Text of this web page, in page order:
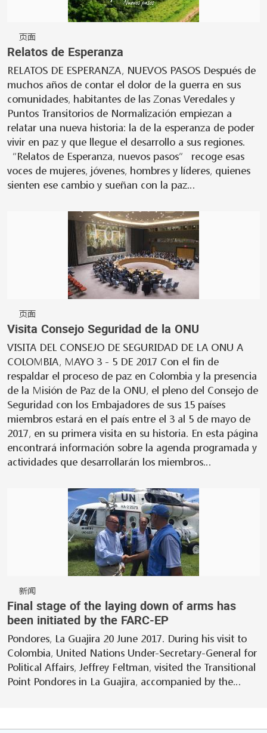
页面
Relatos de Esperanza
RELATOS DE ESPERANZA, NUEVOS PASOS Después de
muchos años de contar el dolor de la guerra en sus
comunidades, habitantes de las Zonas Veredales y
Puntos Transitorios de Normalización empiezan a
relatar una nueva historia: la de la esperanza de poder
vivir en paz y que llegue el desarrollo a sus regiones.
“Relatos de Esperanza, nuevos pasos” recoge esas
voces de mujeres, jóvenes, hombres y líderes, quienes
sienten ese cambio y sueñan con la paz…
页面
Visita Consejo Seguridad de la ONU
VISITA DEL CONSEJO DE SEGURIDAD DE LA ONU A
COLOMBIA, MAYO 3 - 5 DE 2017 Con el fin de
respaldar el proceso de paz en Colombia y la presencia
de la Misión de Paz de la ONU, el pleno del Consejo de
Seguridad con los Embajadores de sus 15 países
miembros estará en el país entre el 3 al 5 de mayo de
2017, en su primera visita en su historia. En esta página
encontrará información sobre la agenda programada y
actividades que desarrollarán los miembros…
新闻
Final stage of the laying down of arms has
been initiated by the FARC-EP
Pondores, La Guajira 20 June 2017. During his visit to
Colombia, United Nations Under-Secretary-General for
Political Affairs, Jeffrey Feltman, visited the Transitional
Point Pondores in La Guajira, accompanied by the…